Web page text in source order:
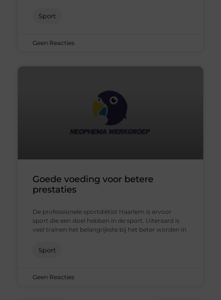
Sport
Geen Reacties
Goede voeding voor betere
prestaties
De professionele sportdiëtist Haarlem is ervoor
sport die een doel hebben in de sport. Uiteraard is
veel trainen het belangrijkste bij het beter worden in
Sport
Geen Reacties